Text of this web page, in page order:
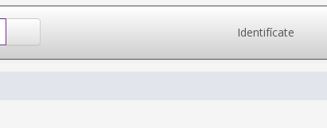
Identifícate